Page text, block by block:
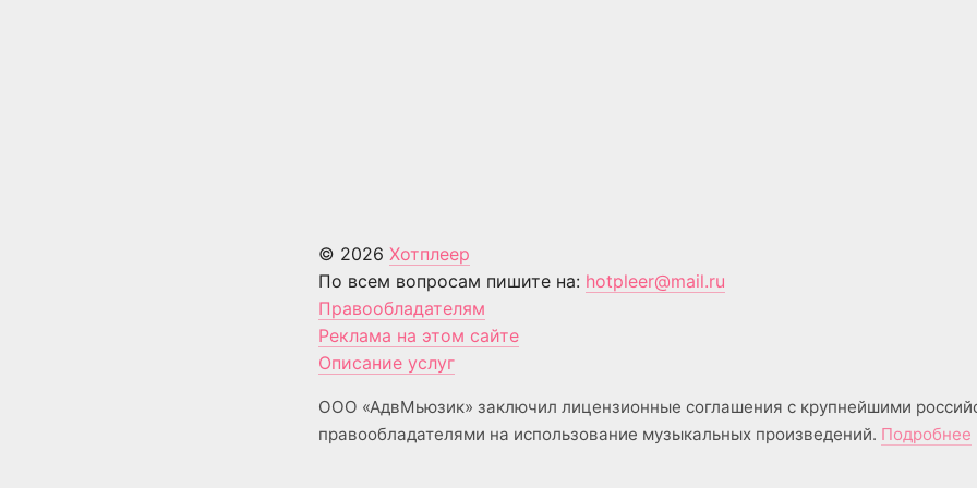
© 2026 Хотплеер
По всем вопросам пишите на: hotpleer@mail.ru
Правообладателям
Реклама на этом сайте
Описание услуг
ООО «АдвМьюзик» заключил лицензионные соглашения с крупнейшими
правообладателями на использование музыкальных произведений. Подробнее